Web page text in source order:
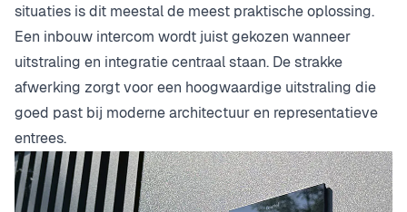
situaties is dit meestal de meest praktische oplossing.
Een inbouw intercom wordt juist gekozen wanneer
uitstraling en integratie centraal staan. De strakke
afwerking zorgt voor een hoogwaardige uitstraling die
goed past bij moderne architectuur en representatieve
entrees.